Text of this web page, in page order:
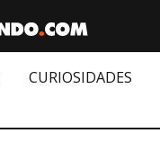
CURIOSIDADES